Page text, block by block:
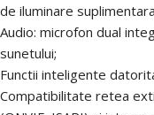
de iluminare
Audio: microfon dual
sunetului;
Functii inteligente
Compatibilitate retea